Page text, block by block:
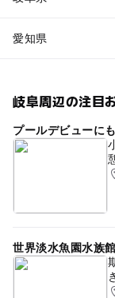
愛知県
岐阜周辺の注目
プールデビューに
世界淡水魚園水族